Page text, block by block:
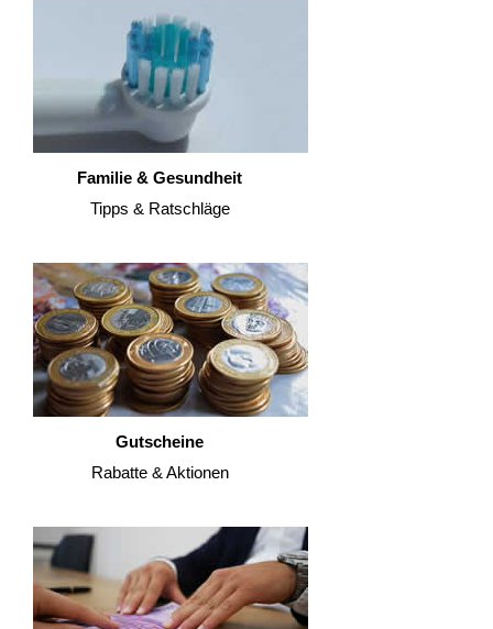
Familie & Gesundheit
Tipps & Ratschläge
Gutscheine
Rabatte & Aktionen